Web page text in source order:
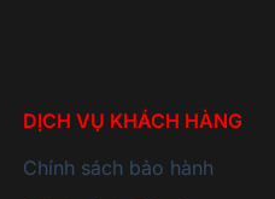
DỊCH VỤ KHÁCH HÀNG
Chính sách bảo hành